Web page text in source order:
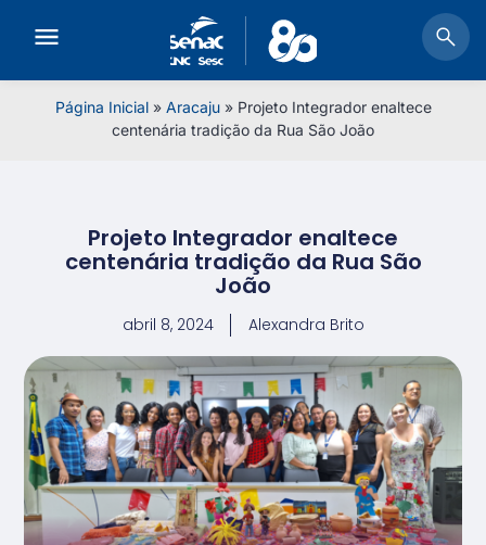
Página Inicial» Aracaju» Projeto Integrador enaltece
centenária tradição da Rua São João
Projeto Integrador enaltece
centenária tradição da Rua São
João
abril 8, 2024 Alexandra Brito